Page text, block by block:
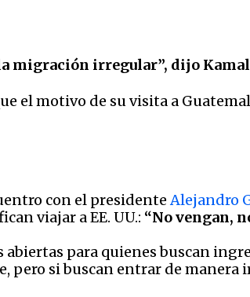
migración irregular”, dijo
el motivo de su visita a
con el presidenteAlejandro
viajar a EE. UU.: “No vengan,
para quienes buscan
pero si buscan entrar de manera